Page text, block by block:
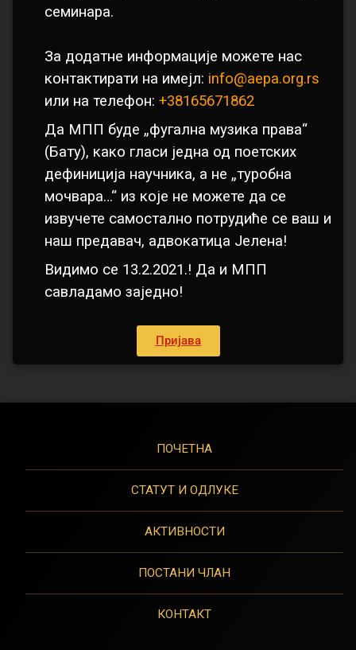
семинара.
За додатне информације можете нас
контактирати на имејл: info@aepa.org.rs
или на телефон: +38165671862
Да МПП буде „фугална музика права“
(Батy), како гласи једна од поетских
дефиниција научника, а не „туробна
мочвара…“ из које не можете да се
извучете самостално потрудиће се ваш и
наш предавач, адвокатица Јелена!
Видимо се 13.2.2021.! Да и МПП
савладамо заједно!
Пријава
ПОЧЕТНА
СТАТУТ И ОДЛУКЕ
АКТИВНОСТИ
ПОСТАНИ ЧЛАН
КОНТАКТ